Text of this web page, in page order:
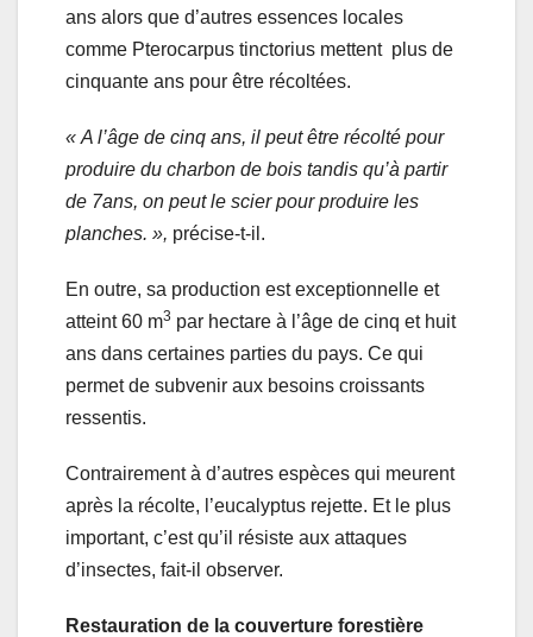
ans alors que d’autres essences locales
comme Pterocarpus tinctorius mettent plus de
cinquante ans pour être récoltées.
« A l’âge de cinq ans, il peut être récolté pour
produire du charbon de bois tandis qu’à partir
de 7ans, on peut le scier pour produire les
planches. », précise-t-il.
En outre, sa production est exceptionnelle et
atteint 60 m3 par hectare à l’âge de cinq et huit
ans dans certaines parties du pays. Ce qui
permet de subvenir aux besoins croissants
ressentis.
Contrairement à d’autres espèces qui meurent
après la récolte, l’eucalyptus rejette. Et le plus
important, c’est qu’il résiste aux attaques
d’insectes, fait-il observer.
Restauration de la couverture forestière